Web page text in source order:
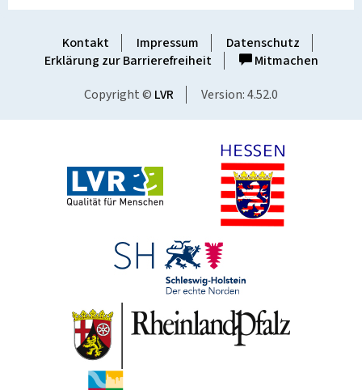
Kontakt Impressum
Datenschutz
Erklärung zur Barrierefreiheit
Mitmachen
Copyright © LVR Version: 4.52.0